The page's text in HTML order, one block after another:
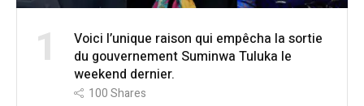
1
Voici l’unique raison qui empêcha la sortie
du gouvernement Suminwa Tuluka le
weekend dernier.
100Shares